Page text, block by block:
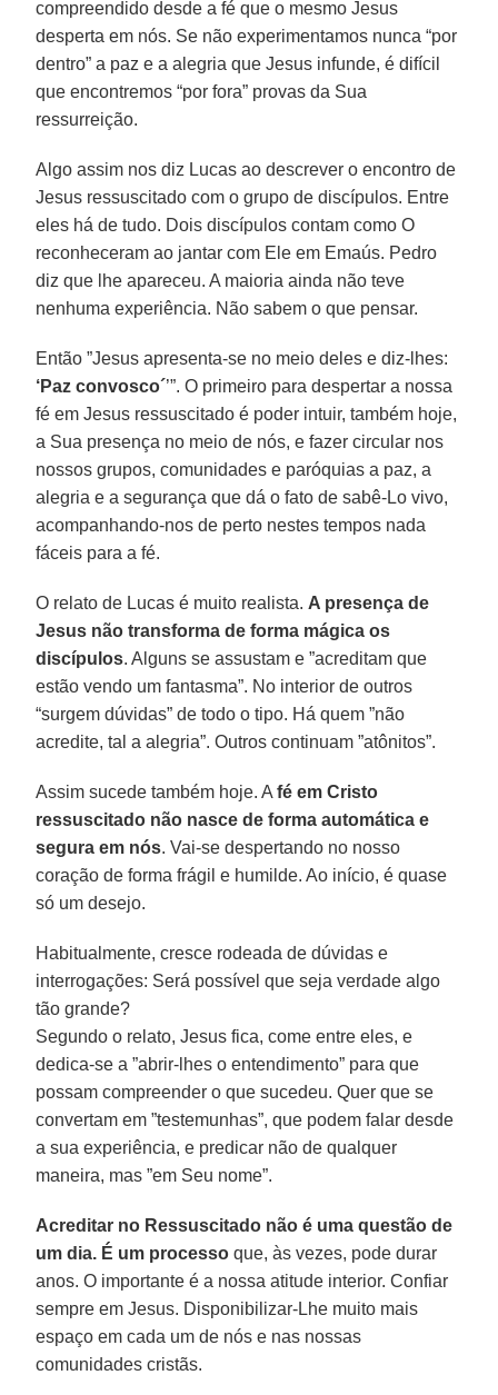
compreendido desde a fé que o mesmo Jesus
desperta em nós. Se não experimentamos nunca “por
dentro” a paz e a alegria que Jesus infunde, é difícil
que encontremos “por fora” provas da Sua
ressurreição.
Algo assim nos diz Lucas ao descrever o encontro de
Jesus ressuscitado com o grupo de discípulos. Entre
eles há de tudo. Dois discípulos contam como O
reconheceram ao jantar com Ele em Emaús. Pedro
diz que lhe apareceu. A maioria ainda não teve
nenhuma experiência. Não sabem o que pensar.
Então ”Jesus apresenta-se no meio deles e diz-lhes:
‘Paz convosco´’”. O primeiro para despertar a nossa
fé em Jesus ressuscitado é poder intuir, também hoje,
a Sua presença no meio de nós, e fazer circular nos
nossos grupos, comunidades e paróquias a paz, a
alegria e a segurança que dá o fato de sabê-Lo vivo,
acompanhando-nos de perto nestes tempos nada
fáceis para a fé.
O relato de Lucas é muito realista. A presença de
Jesus não transforma de forma mágica os
discípulos. Alguns se assustam e ”acreditam que
estão vendo um fantasma”. No interior de outros
“surgem dúvidas” de todo o tipo. Há quem ”não
acredite, tal a alegria”. Outros continuam ”atônitos”.
Assim sucede também hoje. Afé em Cristo
ressuscitado não nasce de forma automática e
segura em nós. Vai-se despertando no nosso
coração de forma frágil e humilde. Ao início, é quase
só um desejo.
Habitualmente, cresce rodeada de dúvidas e
interrogações: Será possível que seja verdade algo
tão grande?
Segundo o relato, Jesus fica, come entre eles, e
dedica-se a ”abrir-lhes o entendimento” para que
possam compreender o que sucedeu. Quer que se
convertam em ”testemunhas”, que podem falar desde
a sua experiência, e predicar não de qualquer
maneira, mas ”em Seu nome”.
Acreditar no Ressuscitado não é uma questão de
um dia. É um processo que, às vezes, pode durar
anos. O importante é a nossa atitude interior. Confiar
sempre em Jesus. Disponibilizar-Lhe muito mais
espaço em cada um de nós e nas nossas
comunidades cristãs.